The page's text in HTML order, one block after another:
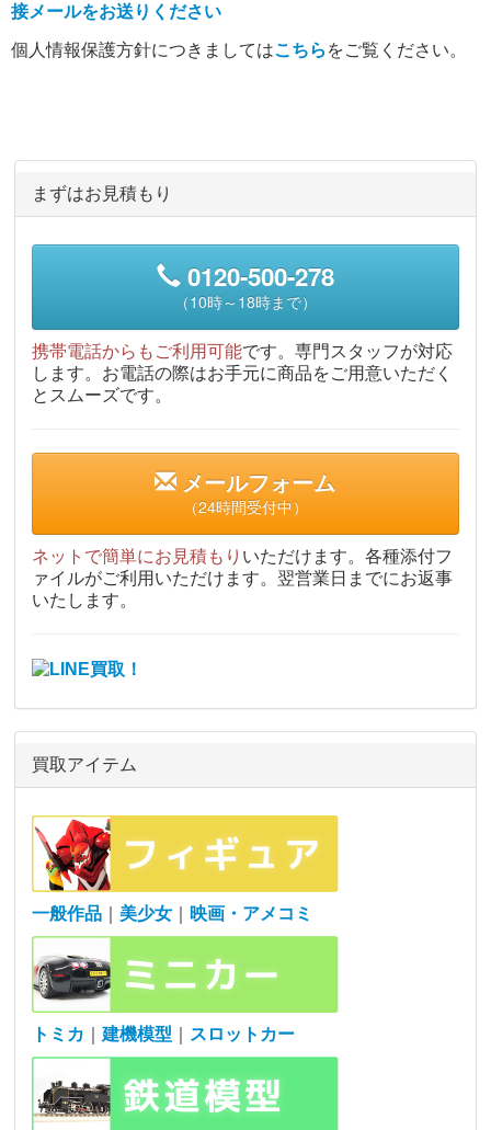
接メールをお送りください
個人情報保護方針につきましてはこちら をご覧ください。
まずはお見積もり
0120-500-278
（10時～18時まで）
携帯電話からもご利用可能です。専門スタッフが対応
します。お電話の際はお手元に商品をご用意いただく
とスムーズです。
メールフォーム
（24時間受付中）
ネットで簡単にお見積もり いただけます。各種添付フ
ァイルがご利用いただけます。翌営業日までにお返事
いたします。
買取アイテム
一般作品 美少女 映画・アメコミ
トミカ ｜建機模型 スロットカー